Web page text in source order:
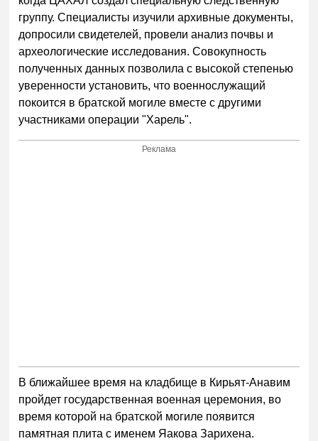
группу. Специалисты изучили архивные документы,
допросили свидетелей, провели анализ почвы и
археологические исследования. Совокупность
полученных данных позволила с высокой степенью
уверенности установить, что военнослужащий
покоится в братской могиле вместе с другими
участниками операции "Харель".
Реклама
В ближайшее время на кладбище в Кирьят-Анавим
пройдет государственная военная церемония, во
время которой на братской могиле появится
памятная плита с именем Яакова Зарихена.